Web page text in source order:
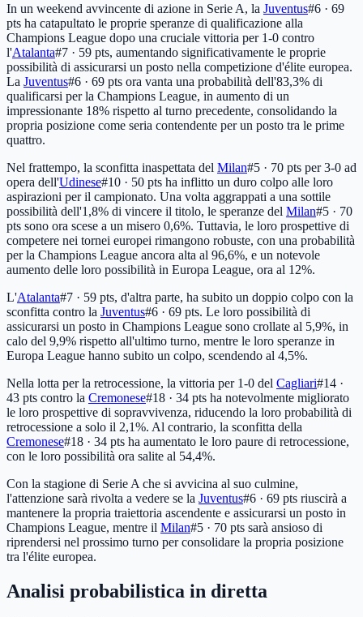
In un weekend avvincente di azione in Serie A, la Juventus#6 · 69
pts ha catapultato le proprie speranze di qualificazione alla
Champions League dopo una cruciale vittoria per 1-0 contro
l'Atalanta#7 · 59 pts, aumentando significativamente le proprie
possibilità di assicurarsi un posto nella competizione d'élite europea.
La Juventus#6 · 69 pts ora vanta una probabilità dell'83,3% di
qualificarsi per la Champions League, in aumento di un
impressionante 18% rispetto al turno precedente, consolidando la
propria posizione come seria contendente per un posto tra le prime
quattro.
Nel frattempo, la sconfitta inaspettata del Milan#5 · 70 pts per 3-0 ad
opera dell'Udinese#10 · 50 pts ha inflitto un duro colpo alle loro
aspirazioni per il campionato. Una volta aggrappati a una sottile
possibilità dell'1,8% di vincere il titolo, le speranze del Milan#5 · 70
pts sono ora scese a un misero 0,6%. Tuttavia, le loro prospettive di
competere nei tornei europei rimangono robuste, con una probabilità
per la Champions League ancora alta al 96,6%, e un notevole
aumento delle loro possibilità in Europa League, ora al 12%.
L'Atalanta#7 · 59 pts, d'altra parte, ha subito un doppio colpo con la
sconfitta contro la Juventus#6 · 69 pts. Le loro possibilità di
assicurarsi un posto in Champions League sono crollate al 5,9%, in
calo del 9,9% rispetto all'ultimo turno, mentre le loro speranze in
Europa League hanno subito un colpo, scendendo al 4,5%.
Nella lotta per la retrocessione, la vittoria per 1-0 del Cagliari#14 ·
43 pts contro la Cremonese#18 · 34 pts ha notevolmente migliorato
le loro prospettive di sopravvivenza, riducendo la loro probabilità di
retrocessione a solo il 2,1%. Al contrario, la sconfitta della
Cremonese#18 · 34 pts ha aumentato le loro paure di retrocessione,
con le loro possibilità ora salite al 54,4%.
Con la stagione di Serie A che si avvicina al suo culmine,
l'attenzione sarà rivolta a vedere se la Juventus#6 · 69 pts riuscirà a
mantenere la propria traiettoria ascendente e assicurarsi un posto in
Champions League, mentre il Milan#5 · 70 pts sarà ansioso di
riprendersi nel prossimo turno per consolidare la propria posizione
tra l'élite europea.
Analisi probabilistica in diretta